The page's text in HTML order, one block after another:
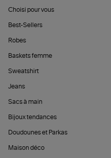
Choisi pour vous
Best-Sellers
Robes
Baskets femme
Sweatshirt
Jeans
Sacs à main
Bijoux tendances
Doudounes et Parkas
Maison déco